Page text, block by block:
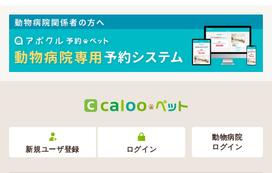
新規ユーザ登録 ログイン
動物病院
ログイン